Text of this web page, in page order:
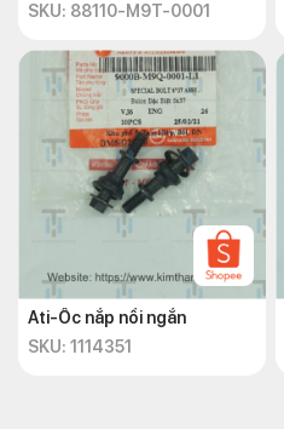
SKU: 88110-M9T-0001
Ati-Ốc nắp nồi ngắn
SKU: 1114351